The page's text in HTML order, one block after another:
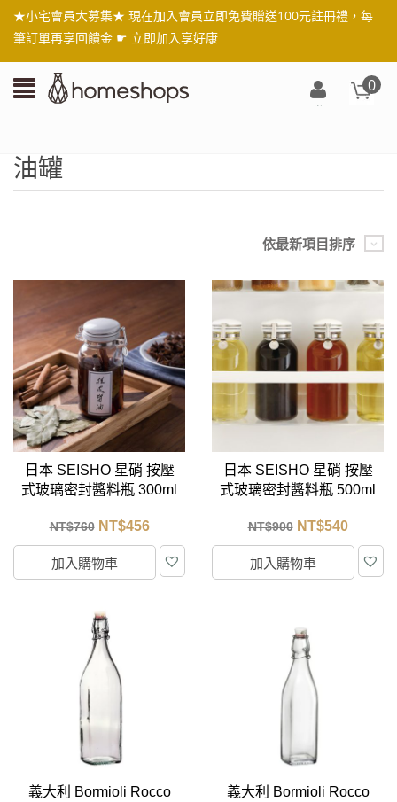
★小宅會員大募集★ 現在加入會員立即免費贈送100元註冊禮，每
筆訂單再享回饋金 ☛ 立即加入享好康
0
油罐
依最新項目排序
日本 SEISHO 星硝 按壓
式玻璃密封醬料瓶 300ml
NT$760 NT$456
加入購物車
日本 SEISHO 星硝 按壓
式玻璃密封醬料瓶 500ml
NT$900 NT$540
加入購物車
義大利 Bormioli Rocco
義大利 Bormioli Rocco